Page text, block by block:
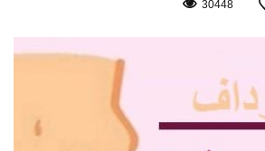
30448